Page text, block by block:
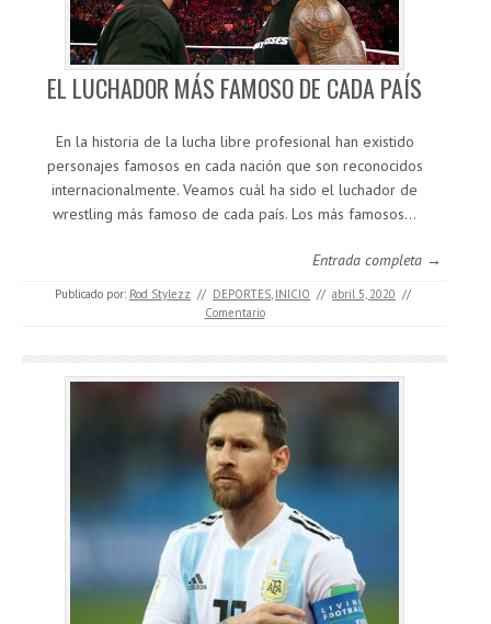
EL LUCHADOR MÁS FAMOSO DE CADA PAÍS
En la historia de la lucha libre profesional han existido
personajes famosos en cada nación que son reconocidos
internacionalmente. Veamos cuál ha sido el luchador de
wrestling más famoso de cada país. Los más famosos…
Entrada completa →
Publicado por: Rod Stylezz // DEPORTES, INICIO // abril 5, 2020 //
Comentario